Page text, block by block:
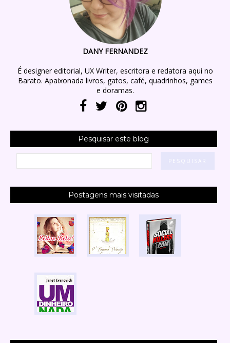
DANY FERNANDEZ
É designer editorial, UX Writer, escritora e redatora aqui no
Barato. Apaixonada livros, gatos, café, quadrinhos, games
e doramas.
Pesquisar este blog
Postagens mais visitadas